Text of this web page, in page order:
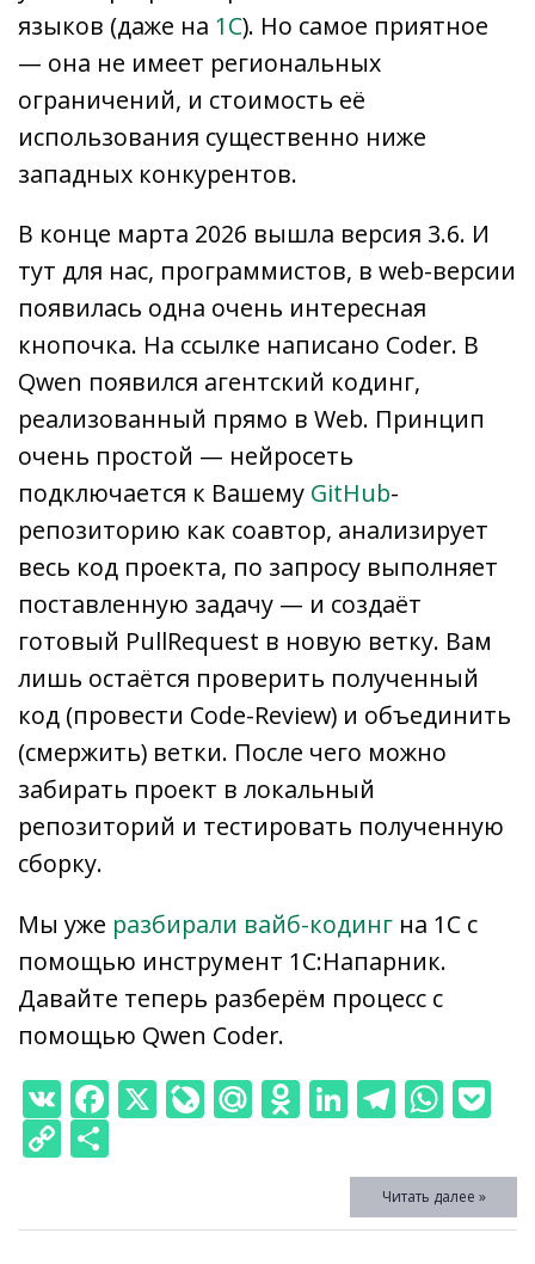
языков (даже на 1С). Но самое приятное
— она не имеет региональных
ограничений, и стоимость её
использования существенно ниже
западных конкурентов.
В конце марта 2026 вышла версия 3.6. И
тут для нас, программистов, в web-версии
появилась одна очень интересная
кнопочка. На ссылке написано Coder. В
Qwen появился агентский кодинг,
реализованный прямо в Web. Принцип
очень простой — нейросеть
подключается к Вашему GitHub-
репозиторию как соавтор, анализирует
весь код проекта, по запросу выполняет
поставленную задачу — и создаёт
готовый PullRequest в новую ветку. Вам
лишь остаётся проверить полученный
код (провести Code-Review) и объединить
(смержить) ветки. После чего можно
забирать проект в локальный
репозиторий и тестировать полученную
сборку.
Мы уже разбирали вайб-кодинг на 1С с
помощью инструмент 1С:Напарник.
Давайте теперь разберём процесс с
помощью Qwen Coder.
V
K
F
ac
e
X Li M O Li T
e
gr
W
at
s
P
ck
et
C О
Читать далее »